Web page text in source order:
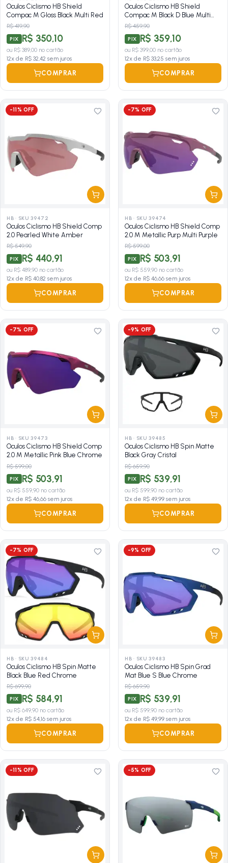
Oculos Ciclismo HB Shield
Compac M Gloss Black Multi Red
R$ 419,90
PIX R$ 350,10
ou R$ 389,00 no cartão
12x de R$ 32,42 sem juros
COMPRAR
Oculos Ciclismo HB Shield
Compac M Black D Blue Multi
Purple
R$ 459,90
PIX R$ 359,10
ou R$ 399,00 no cartão
12x de R$ 33,25 sem juros
COMPRAR
-11 % OFF
HB · SKU 39472
Oculos Ciclismo HB Shield Comp
2.0 Pearled White Amber
R$ 549,90
PIX R$ 440,91
ou R$ 489,90 no cartão
12x de R$ 40,82 sem juros
COMPRAR
-7% OFF
HB · SKU 39474
Oculos Ciclismo HB Shield Comp
2.0 M Metallic Purp Multi Purple
R$ 599,00
PIX R$ 503,91
ou R$ 559,90 no cartão
12x de R$ 46,66 sem juros
COMPRAR
-7% OFF
HB · SKU 39473
Oculos Ciclismo HB Shield Comp
2.0 M Metallic Pink Blue Chrome
R$ 599,00
PIX R$ 503,91
ou R$ 559,90 no cartão
12x de R$ 46,66 sem juros
COMPRAR
-9% OFF
HB · SKU 39485
Oculos Ciclismo HB Spin Matte
Black Gray Cristal
R$ 659,90
PIX R$ 539,91
ou R$ 599,90 no cartão
12x de R$ 49,99 sem juros
COMPRAR
-7% OFF
HB · SKU 39484
Oculos Ciclismo HB Spin Matte
Black Blue Red Chrome
R$ 699,90
PIX R$ 584,91
ou R$ 649,90 no cartão
12x de R$ 54,16 sem juros
COMPRAR
-9% OFF
HB · SKU 39483
Oculos Ciclismo HB Spin Grad
Mat Blue S Blue Chrome
R$ 659,90
PIX R$ 539,91
ou R$ 599,90 no cartão
12x de R$ 49,99 sem juros
COMPRAR
-11% OFF -5% OFF